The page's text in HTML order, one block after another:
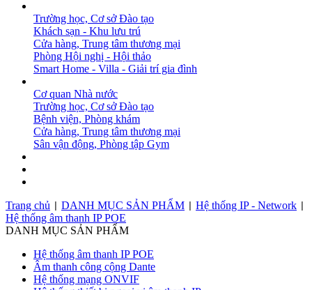
Trường học, Cơ sở Đào tạo
Khách sạn - Khu lưu trú
Cửa hàng, Trung tâm thương mại
Phòng Hội nghị - Hội thảo
Smart Home - Villa - Giải trí gia đình
Cơ quan Nhà nước
Trường học, Cơ sở Đào tạo
Bệnh viện, Phòng khám
Cửa hàng, Trung tâm thương mại
Sân vận động, Phòng tập Gym
Trang chủ
DANH MỤC SẢN PHẨM Hệ thống IP - Network
Hệ thống âm thanh IP POE
DANH MỤC SẢN PHẨM
Hệ thống âm thanh IP POE
Âm thanh công cộng Dante
Hệ thống mạng ONVIF